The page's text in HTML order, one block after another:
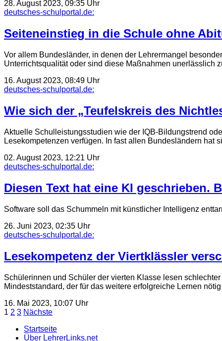
28. August 2023, 09:35 Uhr
deutsches-schulportal.de:
Seiteneinstieg in die Schule ohne
Vor allem Bundesländer, in denen der Lehrermangel
Unterrichtsqualität oder sind diese Maßnahmen unerlässlich
16. August 2023, 08:49 Uhr
deutsches-schulportal.de:
Wie sich der „Teufelskreis des
Aktuelle Schulleistungsstudien wie der IQB-Bildungstrend
Lesekompetenzen verfügen. In fast allen Bundesländern
02. August 2023, 12:21 Uhr
deutsches-schulportal.de:
Diesen Text hat eine KI geschrieben.
Software soll das Schummeln mit künstlicher Intelligenz
26. Juni 2023, 02:35 Uhr
deutsches-schulportal.de:
Lesekompetenz der Viertklässler
Schülerinnen und Schüler der vierten Klasse lesen
Mindeststandard, der für das weitere erfolgreiche Lernen
16. Mai 2023, 10:07 Uhr
Seitennummerierung
der
1 2 3 Nächste
Startseite
Über LehrerLinks.net